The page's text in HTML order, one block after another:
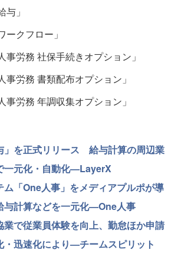
与」
ークフロー」
事労務 社保手続きオプション」
事労務 書類配布オプション」
事労務 年調収集オプション」
」を正式リリース 給与計算の周辺業
一元化・自動化—LayerX
ム「One人事」をメディアプルポが導
与計算などを一元化—One人事
業で従業員体験を向上、勤怠ほか申請
・迅速化により—チームスピリット